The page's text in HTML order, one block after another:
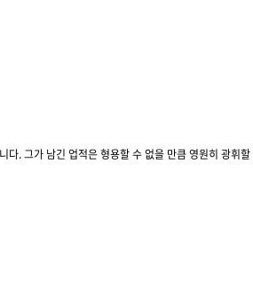
. 그가 남긴 업적은 형용할 수 없을 만큼 영원히 광휘